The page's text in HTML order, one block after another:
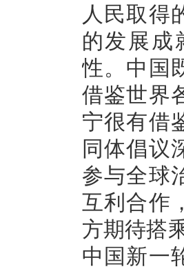
人民取得
的发展成
性。中国
借鉴世界
宁很有借
同体倡议
参与全球
互利合作
方期待搭
中国新一